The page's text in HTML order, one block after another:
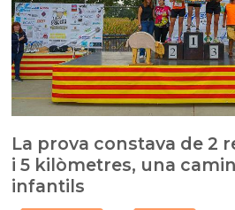
La prova constava de 2
i 5 kilòmetres, una
infantils